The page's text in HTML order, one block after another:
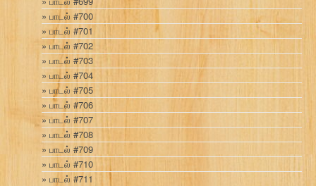
பாடல் #700
பாடல் #701
பாடல் #702
பாடல் #703
பாடல் #704
பாடல் #705
பாடல் #706
பாடல் #707
பாடல் #708
பாடல் #709
பாடல் #710
பாடல் #711